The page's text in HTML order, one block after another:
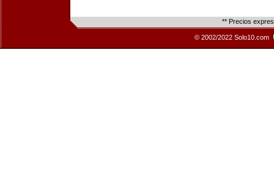
** Precios
© 2002/2022 Solo10.com